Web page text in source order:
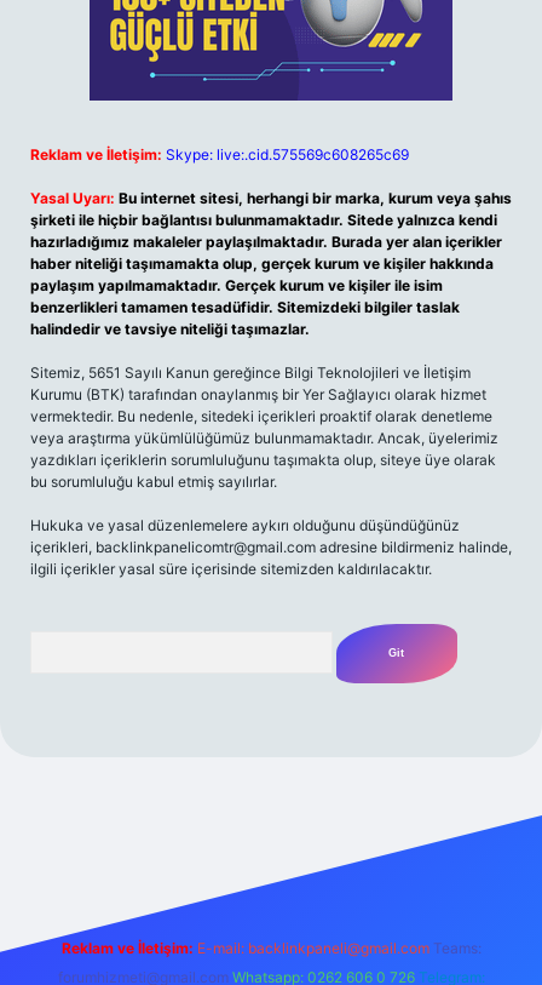
Reklam ve İletişim: Skype: live:.cid.575569c608265c69
Yasal Uyarı: Bu internet sitesi, herhangi bir marka, kurum veya şahıs
şirketi ile hiçbir bağlantısı bulunmamaktadır. Sitede yalnızca kendi
hazırladığımız makaleler paylaşılmaktadır. Burada yer alan içerikler
haber niteliği taşımamakta olup, gerçek kurum ve kişiler hakkında
paylaşım yapılmamaktadır. Gerçek kurum ve kişiler ile isim
benzerlikleri tamamen tesadüfidir. Sitemizdeki bilgiler taslak
halindedir ve tavsiye niteliği taşımazlar.
Sitemiz, 5651 Sayılı Kanun gereğince Bilgi Teknolojileri ve İletişim
Kurumu (BTK) tarafından onaylanmış bir Yer Sağlayıcı olarak hizmet
vermektedir. Bu nedenle, sitedeki içerikleri proaktif olarak denetleme
veya araştırma yükümlülüğümüz bulunmamaktadır. Ancak, üyelerimiz
yazdıkları içeriklerin sorumluluğunu taşımakta olup, siteye üye olarak
bu sorumluluğu kabul etmiş sayılırlar.
Hukuka ve yasal düzenlemelere aykırı olduğunu düşündüğünüz
içerikleri, backlinkpanelicomtr@gmail.com adresine bildirmeniz halinde,
ilgili içerikler yasal süre içerisinde sitemizden kaldırılacaktır.
m elexbet
Reklam ve İletişim: E-mail: backlinkpaneli@gmail.com Teams:
forumhizmeti@gmail.com Whatsapp: 0262 606 0 726 Telegram: